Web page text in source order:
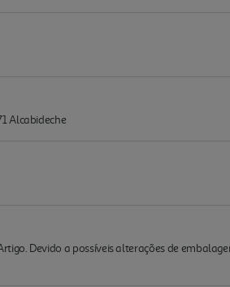
Alcabideche
Devido a possíveis alterações de